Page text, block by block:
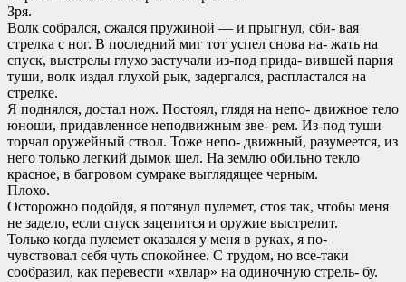
Зря.
Волк собрался, сжался пружиной — и прыгнул, сби- вая
стрелка с ног. В последний миг тот успел снова на- жать на
спуск, выстрелы глухо застучали из-под прида- вившей парня
туши, волк издал глухой рык, задергался, распластался на
стрелке.
Я поднялся, достал нож. Постоял, глядя на непо- движное тело
юноши, придавленное неподвижным зве- рем. Из-под туши
торчал оружейный ствол. Тоже непо- движный, разумеется, из
него только легкий дымок шел. На землю обильно текло
красное, в багровом сумраке выглядящее черным.
Плохо.
Осторожно подойдя, я потянул пулемет, стоя так, чтобы меня
не задело, если спуск зацепится и оружие выстрелит.
Только когда пулемет оказался у меня в руках, я по-
чувствовал себя чуть спокойнее. С трудом, но все-таки
сообразил, как перевести «хвлар» на одиночную стрель- бу.